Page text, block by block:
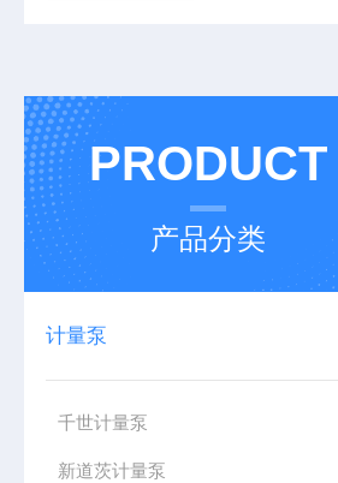
PRODUCT
产品分类
计量泵
千世计量泵
新道茨计量泵